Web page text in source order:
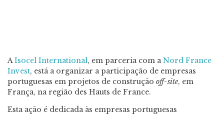
AIsocel International, em parceria com aNord France
Invest, está a organizar a participação de empresas
portuguesas em projetos de construção off-site, em
França, na região des Hauts de France.
Esta ação é dedicada às empresas portuguesas